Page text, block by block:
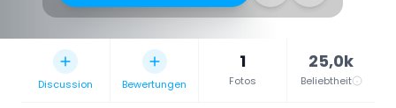
Discussion Bewertungen
1
Fotos
25,0k
Beliebtheit